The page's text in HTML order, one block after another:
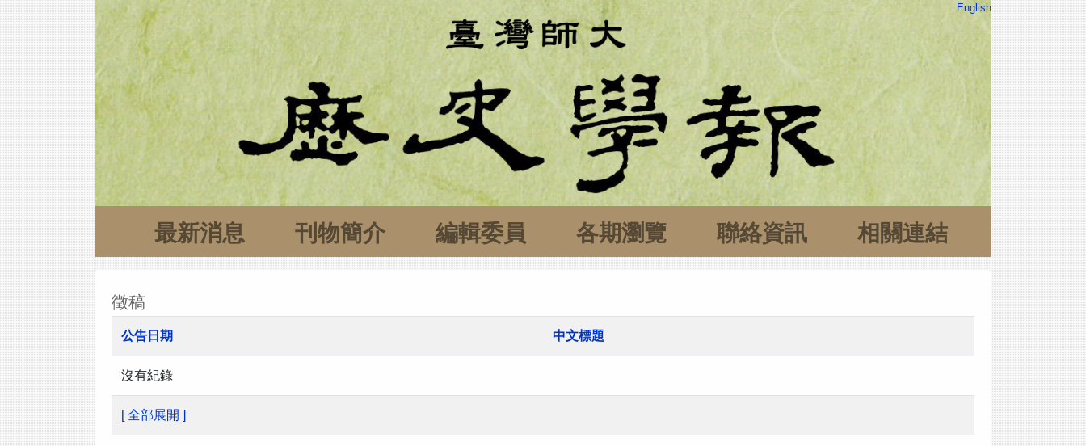
English
最新消息 刊物簡介 編輯委員 各期瀏覽 聯絡資訊 相關連結
徵稿
公告日期 中文標題
沒有紀錄
[ 全部展開 ]